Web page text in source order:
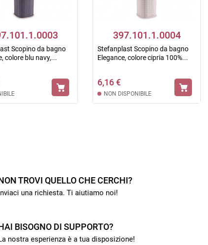
Scopino da bagno
colore blu navy,...
397.101.1.0004
Stefanplast Scopino da bagno
Elegance, colore cipria 100%...
6,16 €
NON DISPONIBILE
TROVI QUELLO CHE CERCHI?
una richiesta. Ti aiutiamo noi!
BISOGNO DI SUPPORTO?
nostra esperienza è a tua disposizione!